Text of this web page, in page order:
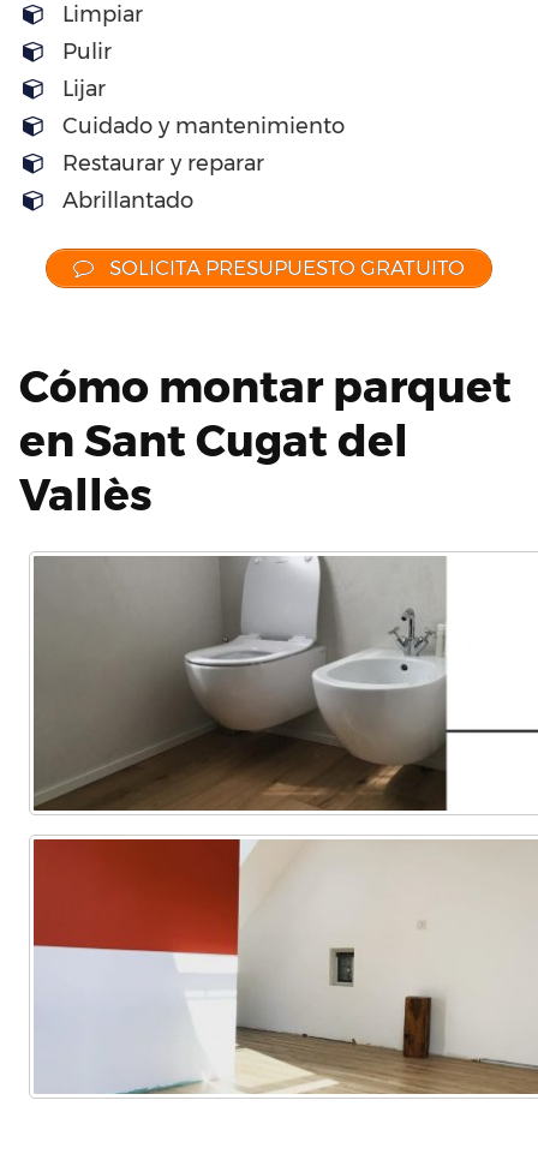
Limpiar
Pulir
Lijar
Cuidado y mantenimiento
Restaurar y reparar
Abrillantado
SOLICITA PRESUPUESTO GRATUITO
Cómo montar parquet
en Sant Cugat del
Vallès